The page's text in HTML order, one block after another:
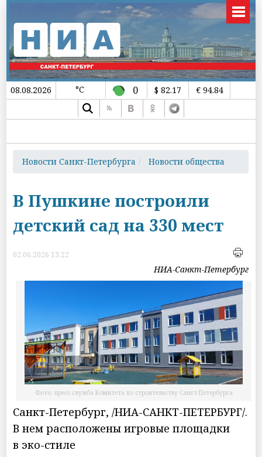
08.08.2026 °C 0 $ 82.17 € 94.84
Новости Санкт-Петербурга Новости общества
В Пушкине построили
детский сад на 330 мест
02.06.2026 13:22
НИА-Санкт-Петербург
Фото: пресс-служба Комитета по строительству Санкт-Петербурга
Санкт-Петербург, /НИА-САНКТ-ПЕТЕРБУРГ/.
В нем расположены игровые площадки
в эко-стиле